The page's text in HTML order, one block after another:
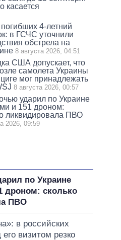
касается
4-летний
в ГСЧС уточнили
обстрела на
8 августа 2026, 04:51
США допускает, что
самолета Украины
мог принадлежать
8 августа 2026, 00:57
ударил по Украине
и 151 дроном:
ликвидировала ПВО
2026, 09:59
по Украине
дроном: сколько
ПВО
в российских
его визитом резко